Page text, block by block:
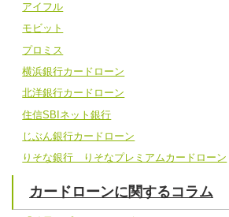
アイフル
モビット
プロミス
横浜銀行カードローン
北洋銀行カードローン
住信SBIネット銀行
じぶん銀行カードローン
りそな銀行 りそなプレミアムカードローン
カードローンに関するコラム